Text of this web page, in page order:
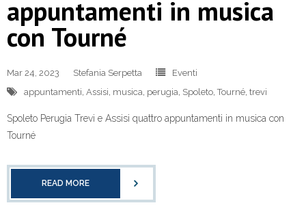
appuntamenti in musica
con Tourné
Mar 24, 2023 Stefania Serpetta
Eventi
appuntamenti, Assisi, musica, perugia, Spoleto,Tourné, trevi
Spoleto Perugia Trevi e Assisi quattro appuntamenti in musica con
Tourné
READ MORE